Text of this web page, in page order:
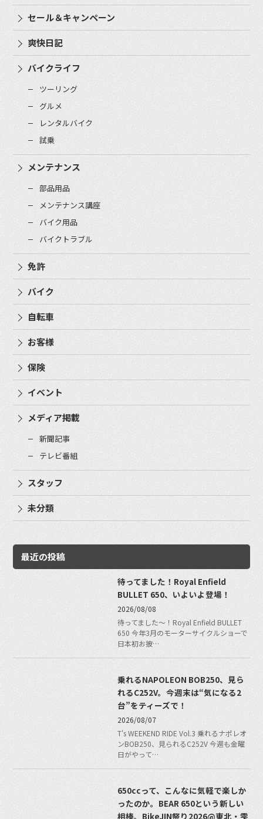
セール＆キャンペーン
爽快日記
バイクライフ
ツーリング
グルメ
レンタルバイク
試乗
メンテナンス
部品用品
メンテナンス講座
バイク用品
バイクトラブル
免許
バイク
自転車
お客様
保険
イベント
メディア掲載
新聞記事
テレビ番組
スタッフ
未分類
最近の投稿
待ってました！Royal Enfield
BULLET 650、いよいよ登場！
2026/08/08
待ってました〜！Royal Enfield BULLET
650 今年3月のモーターサイクルショーで
日本初お披…
乗れるNAPOLEON BOB250、見ら
れるC252V。今週末は“気になる2
台”をティーズで！
2026/08/07
T's WEEKEND RIDE Vol.3 乗れるナポレオ
ンBOB250、見られるC252V 今週も金曜
日がやって…
650ccって、こんなに気軽で楽しか
ったのか。BEAR 650という新しい
相棒。BikeJIN祭り2026@東北・雫